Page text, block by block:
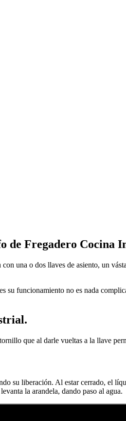
de Fregadero Cocina
una o dos llaves de asiento, un
su funcionamiento no es nada
que al darle vueltas a la llave
su liberación. Al estar cerrado, el
la arandela, dando paso al agua.